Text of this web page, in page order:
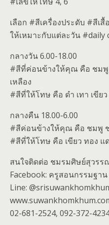
เลือก #สีเครื่องประดับ #สีเ
ให้เหมาะกับแต่ละวัน #daily
กลางวัน 6.00-18.00
#สีที่ค่อนข้างให้คุณ คือ ชมพู
เหลือง
#สีที่ให้โทษ คือ ดำ เทา เขียว
กลางคืน 18.00-6.00
#สีค่อนข้างให้คุณ คือ ชมพู
#สีที่ให้โทษ คือ เขียว ทอง แ
สนใจติดต่อ ชมรมศิษย์สุวรร
Facebook: ครูสอนกรรมฐาน
Line:
02-681-2524, 092-372-